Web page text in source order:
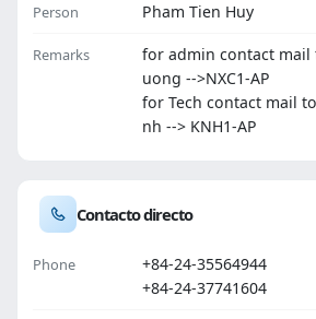
Person Pham Tien Huy
Remarks
for admin contact mail
uong -->NXC1-AP
for Tech contact mail
nh --> KNH1-AP
Contacto directo
Phone
+84-24-35564944
+84-24-37741604